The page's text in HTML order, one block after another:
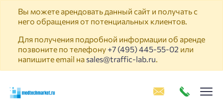
Вы можете арендовать данный сайт и получать с
него обращения от потенциальных клиентов.
Для получения подробной информации об аренде
позвоните по телефону +7 (495) 445-55-02 или
напишите email на sales@traffic-lab.ru.